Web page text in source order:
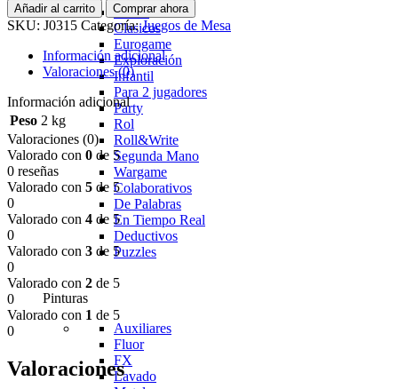
Cartas
Clasicos
Eurogame
Exploración
Infantil
Para 2 jugadores
Party
Rol
Roll&Write
Segunda Mano
Wargame
Colaborativos
De Palabras
En Tiempo Real
Deductivos
Puzzles
Pinturas
Auxiliares
Fluor
FX
Lavado
Añadir al carrito Comprar ahora
SKU: J0315 Categoría: Juegos de Mesa
Información adicional
Valoraciones (0)
Información adicional
Peso 2 kg
Valoraciones (0)
Valorado con 0 de 5
0 reseñas
Valorado con 5 de 5
0
Valorado con 4 de 5
0
Valorado con 3 de 5
0
Valorado con 2 de 5
0
Valorado con 1 de 5
0
Valoraciones